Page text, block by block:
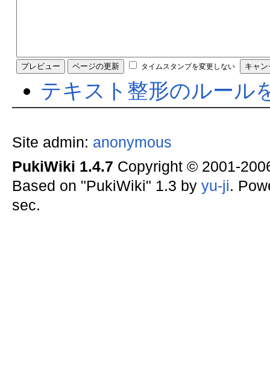
タイムスタンプを変更しない
テキスト整形のルール
Site admin: anonymous
PukiWiki 1.4.7 Copyright © 2001-
Based on "PukiWiki" 1.3 by yu-ji.
sec.